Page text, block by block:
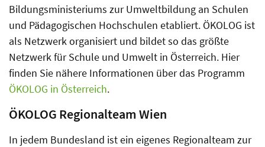
Bildungsministeriums zur Umweltbildung an Schulen
und Pädagogischen Hochschulen etabliert. ÖKOLOG ist
als Netzwerk organisiert und bildet so das größte
Netzwerk für Schule und Umwelt in Österreich. Hier
finden Sie nähere Informationen über das Programm
ÖKOLOG in Österreich.
ÖKOLOG Regionalteam Wien
In jedem Bundesland ist ein eigenes Regionalteam zur